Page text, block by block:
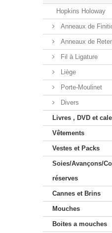
Hopkins Holoway
Anneaux de
Anneaux de
Fil à Ligature
Liège
Porte-Moulinet
Divers
Livres , DVD et
Vêtements
Vestes et Packs
Soies/Avançons/
réserves
Cannes et Brins
Mouches
Boites a mouches